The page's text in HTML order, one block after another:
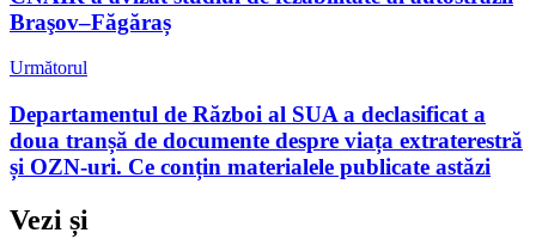
Braşov–Făgăraș
Următorul
Departamentul de Război al SUA a declasificat a
doua tranșă de documente despre viața extraterestră
și OZN-uri. Ce conțin materialele publicate astăzi
Vezi și